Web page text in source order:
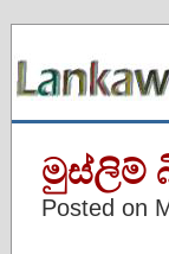
මුස්ලිම්
Posted on